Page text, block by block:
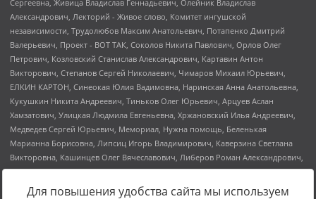
Для повышения удобства сайта мы используем